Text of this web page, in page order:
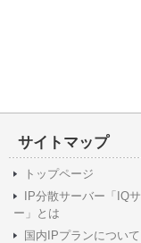
サイトマップ
トップページ
IP分散サーバー「IQ
ー」とは
国内IPプランについて